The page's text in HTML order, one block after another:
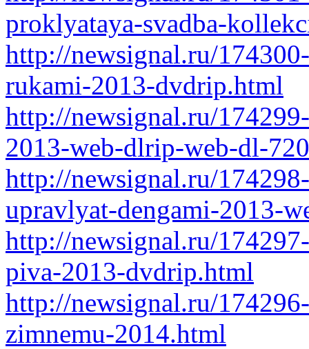
proklyataya-svadba-
http://newsignal.ru/
rukami-2013-dvdrip.html
http://newsignal.ru/
2013-web-dlrip-web-dl-
http://newsignal.ru/
upravlyat-dengami-2013-
http://newsignal.ru/
piva-2013-dvdrip.html
http://newsignal.ru/
zimnemu-2014.html